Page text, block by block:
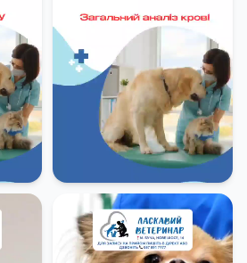
досліджень.
грн за підписку на наш
В ТЕЛЕГРАМ
крові (14 показників)